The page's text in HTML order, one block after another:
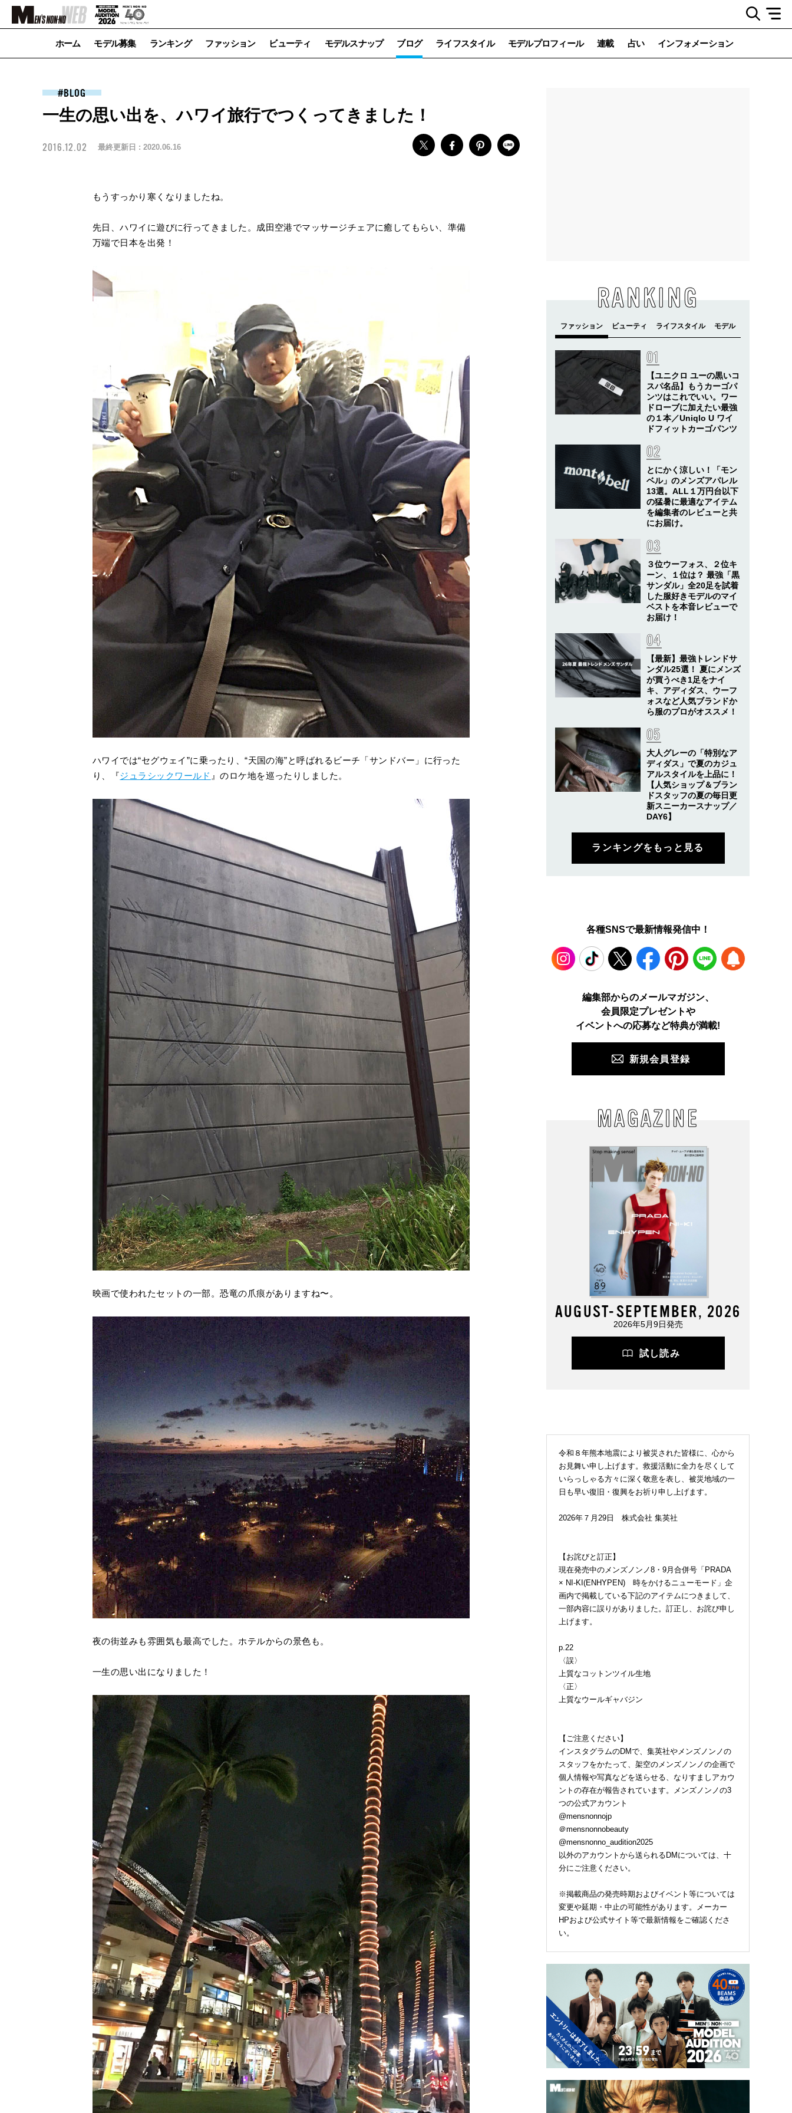
ホーム モデル募集 ランキング ファッション ビューティ モデルスナップ ブログ ライフスタイル モデルプロフィール 連載 占い インフォメーション
BLOG
一生の思い出を、ハワイ旅行でつくってきました！
2016.12.02 最終更新日 : 2020.06.16
もうすっかり寒くなりましたね。
先日、ハワイに遊びに行ってきました。成田空港でマッサージチェアに癒してもらい、準備
万端で日本を出発！
ハワイでは“セグウェイ”に乗ったり、“天国の海”と呼ばれるビーチ「サンドバー」に行った
り、『ジュラシックワールド 』のロケ地を巡ったりしました。
映画で使われたセットの一部。恐竜の爪痕がありますね〜。
夜の街並みも雰囲気も最高でした。ホテルからの景色も。
一生の思い出になりました！
RANKING
【ユニクロ ユーの黒いコ
スパ名品】もうカーゴパ
ンツはこれでいい。ワー
ドローブに加えたい最強
の１本／Uniqlo U ワイ
ドフィットカーゴパンツ
とにかく涼しい！「モン
ベル」のメンズアパレル
13選。ALL１万円台以下
の猛暑に最適なアイテム
を編集者のレビューと共
にお届け。
３位ウーフォス、２位キ
ーン、１位は？ 最強「黒
サンダル」全20足を試着
した服好きモデルのマイ
ベストを本音レビューで
お届け！
【最新】最強トレンドサ
ンダル25選！ 夏にメンズ
が買うべき1足をナイ
キ、アディダス、ウーフ
ォスなど人気ブランドか
ら服のプロがオススメ！
大人グレーの「特別なア
ディダス」で夏のカジュ
アルスタイルを上品に！
【人気ショップ＆ブラン
ドスタッフの夏の毎日更
新スニーカースナップ／
DAY6】
ランキングをもっと見る
各種SNSで最新情報発信中！
TikTok Facebook Pinterest LINE
編集部からのメールマガジン、
会員限定プレゼントや
イベントへの応募など特典が満載!
新規会員登録
MAGAZINE
AUGUST-SEPTEMBER, 2026
2026年5月9日発売
試し読み
令和８年熊本地震により被災された皆様に、心から
お見舞い申し上げます。救援活動に全力を尽くして
いらっしゃる方々に深く敬意を表し、被災地域の一
日も早い復旧・復興をお祈り申し上げます。
2026年７月29日 株式会社 集英社
【お詫びと訂正】
現在発売中のメンズノンノ8・9月合併号「PRADA
× NI-KI(ENHYPEN) 時をかけるニューモード」企
画内で掲載している下記のアイテムにつきまして、
一部内容に誤りがありました。訂正し、お詫び申し
上げます。
p.22
〈誤〉
上質なコットンツイル生地
〈正〉
上質なウールギャバジン
【ご注意ください】
インスタグラムのDMで、集英社やメンズノンノの
スタッフをかたって、架空のメンズノンノの企画で
個人情報や写真などを送らせる、なりすましアカウ
ントの存在が報告されています。メンズノンノの3
つの公式アカウント
@mensnonnojp
＠mensnonnobeauty
@mensnonno_audition2025
以外のアカウントから送られるDMについては、十
分にご注意ください。
※掲載商品の発売時期およびイベント等については
変更や延期・中止の可能性があります。メーカー
HPおよび公式サイト等で最新情報をご確認くださ
い。